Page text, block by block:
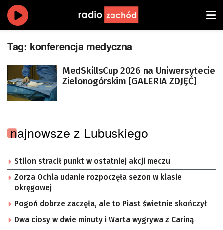
Tag: konferencja medyczna
MedSkillsCup 2026 na Uniwersytecie
Zielonogórskim [GALERIA ZDJĘĆ]
najnowsze z Lubuskiego
Stilon stracił punkt w ostatniej akcji meczu
Zorza Ochla udanie rozpoczęła sezon w klasie
okręgowej
Pogoń dobrze zaczęła, ale to Piast świetnie skończył
Dwa ciosy w dwie minuty i Warta wygrywa z Cariną